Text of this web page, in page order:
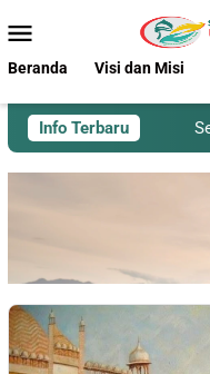
Beranda Visi dan Misi
Info Terbaru